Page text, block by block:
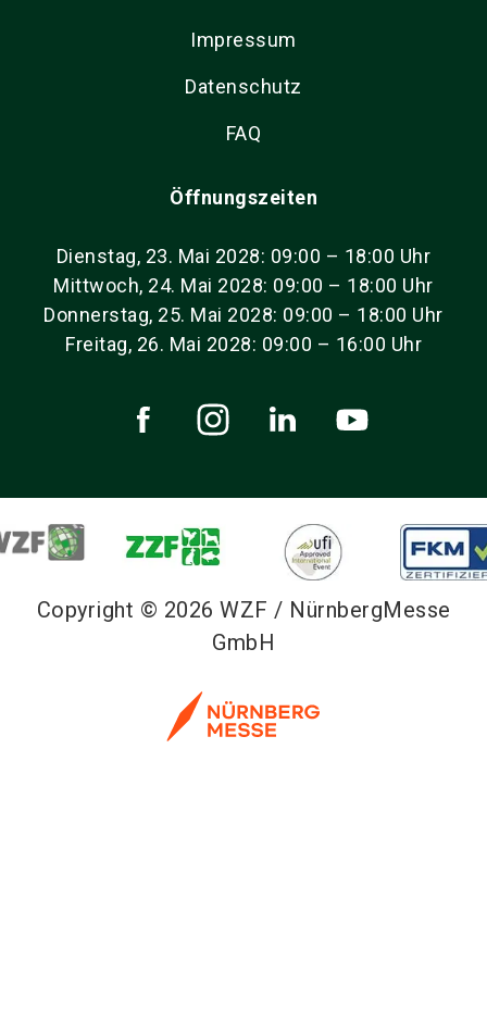
Impressum
Datenschutz
FAQ
Öffnungszeiten
Dienstag, 23. Mai 2028: 09:00 – 18:00 Uhr
Mittwoch, 24. Mai 2028: 09:00 – 18:00 Uhr
Donnerstag, 25. Mai 2028: 09:00 – 18:00 Uhr
Freitag, 26. Mai 2028: 09:00 – 16:00 Uhr
Copyright © 2026 WZF / NürnbergMesse
GmbH